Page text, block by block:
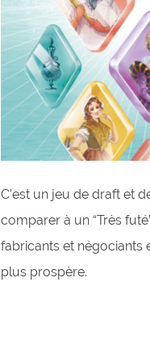
C’est un jeu de draft et
comparer à un “Très
fabricants et négociants
plus prospère.